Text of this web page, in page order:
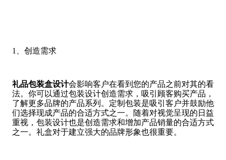
1、创造需求
礼品包装盒设计会影响客户在看到您的产品之前对其的看
法。你可以通过包装设计创造需求，吸引顾客购买产品，
了解更多品牌的产品系列。定制包装是吸引客户并鼓励他
们选择现成产品的合适方式之一。随着对视觉呈现的日益
重视，包装设计也是创造需求和增加产品销量的合适方式
之一。礼盒对于建立强大的品牌形象也很重要。